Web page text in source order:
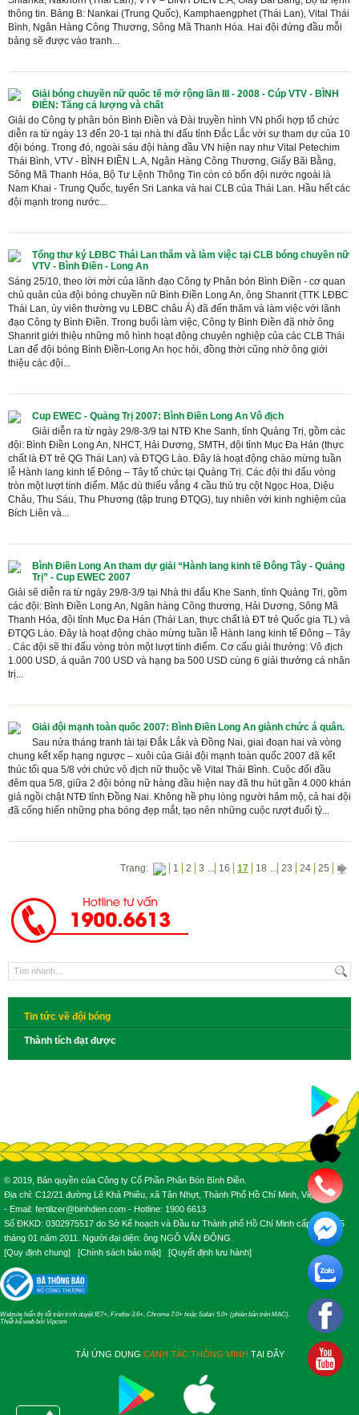
thông tin. Bảng B: Nankai (Trung Quốc), Kamphaengphet (Thái Lan), Vital Thái
Bình, Ngân Hàng Công Thương, Sông Mã Thanh Hóa. Hai đội đứng đầu mỗi
bảng sẽ được vào tranh...
Giải bóng chuyền nữ quốc tế mở rộng lần III - 2008 - Cúp VTV - BÌNH
ĐIỀN: Tăng cả lượng và chất
Giải do Công ty phân bón Bình Điền và Đài truyền hình VN phối hợp tổ chức
diễn ra từ ngày 13 đến 20-1 tại nhà thi đấu tỉnh Đắc Lắc với sự tham dự của 10
đội bóng. Trong đó, ngoài sáu đội hàng đầu VN hiện nay như Vital Petechim
Thái Bình, VTV - BÌNH ĐIỀN L.A, Ngân Hàng Công Thương, Giấy Bãi Bằng,
Sông Mã Thanh Hóa, Bộ Tư Lệnh Thông Tin còn có bốn đội nước ngoài là
Nam Khai - Trung Quốc, tuyển Sri Lanka và hai CLB của Thái Lan. Hầu hết các
đội mạnh trong nước...
Tổng thư ký LĐBC Thái Lan thăm và làm việc tại CLB bóng chuyền nữ
VTV - Bình Điền - Long An
Sáng 25/10, theo lời mời của lãnh đạo Công ty Phân bón Bình Điền - cơ quan
chủ quản của đội bóng chuyền nữ Bình Điền Long An, ông Shanrit (TTK LĐBC
Thái Lan, ủy viên thường vụ LĐBC châu Á) đã đến thăm và làm việc với lãnh
đạo Công ty Bình Điền. Trong buổi làm việc, Công ty Bình Điền đã nhờ ông
Shanrit giới thiệu những mô hình hoạt động chuyên nghiệp của các CLB Thái
Lan để đội bóng Bình Điền-Long An học hỏi, đồng thời cũng nhờ ông giới
thiệu các đội...
­­­Cup EWEC - Quảng Trị 2007: Bình Điền Long An Vô địch
Giải diễn ra từ ngày 29/8-3/9 tại NTĐ Khe Sanh, tỉnh Quảng Trị, gồm các
đội: Bình Điền Long An, NHCT, Hải Dương, SMTH, đội tỉnh Mục Đa Hán (thực
chất là ĐT trẻ QG Thái Lan) và ĐTQG Lào. Đây là hoạt động chào mừng tuần
lễ Hành lang kinh tế Đông – Tây tổ chức tại Quảng Trị. Các đội thi đấu vòng
tròn một lượt tính điểm. Mặc dù thiếu vắng 4 cầu thủ trụ cột Ngọc Hoa, Diệu
Châu, Thu Sáu, Thu Phương (tập trung ĐTQG), tuy nhiên với kinh nghiệm của
Bích Liên và...
Bình Điền Long An tham dự giải “Hành lang kinh tế Đông Tây - Quảng
Trị” - Cup EWEC 2007
Giải sẽ diễn ra từ ngày 29/8-3/9 tại Nhà thi đấu Khe Sanh, tỉnh Quảng Trị, gồm
các đội: Bình Điền Long An, Ngân hàng Công thương, Hải Dương, Sông Mã
Thanh Hóa, đội tỉnh Mục Đa Hán (Thái Lan, thực chất là ĐT trẻ Quốc gia TL) và
ĐTQG Lào. Đây là hoạt động chào mừng tuần lễ Hành lang kinh tế Đông – Tây
. Các đội sẽ thi đấu vòng tròn một lượt tính điểm. Cơ cấu giải thưởng: Vô địch
1.000 USD, á quân 700 USD và hạng ba 500 USD cùng 6 giải thưởng cá nhân
trị...
Giải đội mạnh toàn quốc 2007: Bình Điền Long An giành chức á quân.
Sau nửa tháng tranh tài tại Đắk Lắk và Đồng Nai, giai đoạn hai và vòng
chung kết xếp hạng ngược – xuôi của Giải đội mạnh toàn quốc 2007 đã kết
thúc tối qua 5/8 với chức vô địch nữ thuộc về Vital Thái Bình. Cuộc đối đầu
đêm qua 5/8, giữa 2 đội bóng nữ hàng đầu hiện nay đã thu hút gần 4.000 khán
giả ngồi chật NTĐ tỉnh Đồng Nai. Không hề phụ lòng người hâm mộ, cả hai đội
đã cống hiến những pha bóng đẹp mắt, tạo nên những cuộc rượt đuổi tỷ...
1 2 3 ... 16 17 18 ... 23 24 25
Trang:
Tin tức về đội bóng
Thành tích đạt được
© 2019, Bản quyền của Công ty Cổ Phần Phân Bón Bình Điền.
Địa chỉ: C12/21 đường Lê Khả Phiêu, xã Tân Nhựt, Thành Phố Hồ Chí Minh, Việt Nam.
- Email: fertilizer@binhdien.com - Hotline: 1900 6613
Số ĐKKD: 0302975517 do Sở Kế hoạch và Đầu tư Thành phố Hồ Chí Minh cấp ngày 25
tháng 01 năm 2011. Người đại diện: ông NGÔ VĂN ĐÔNG.
[Quy định chung] [Chính sách bảo mật] [Quyết định lưu hành]
Website hiển thị tốt trên trình duyệt IE7+, Firefox 3.6+, Chrome 7.0+ hoặc Safari 5.0+ (phiên bản trên MAC).
Thiết kế webbởi Vipcom
TẢI ỨNG DỤNG CANH TÁC THÔNG MINH TẠI ĐÂY